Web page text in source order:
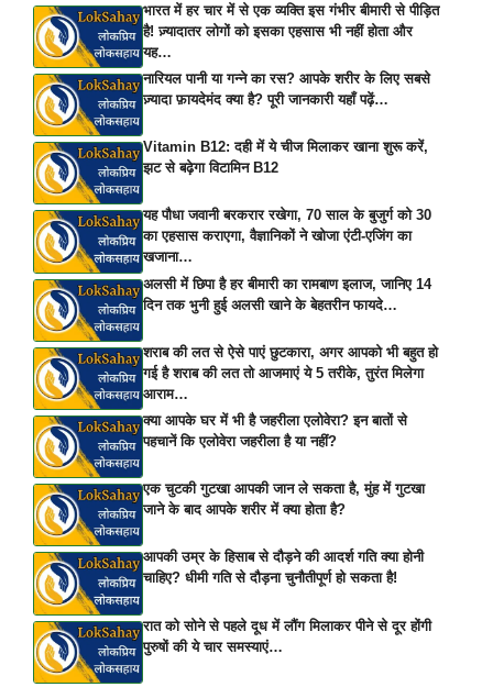
भारत में हर चार में से एक व्यक्ति इस गंभीर बीमारी से पीड़ित
है! ज़्यादातर लोगों को इसका एहसास भी नहीं होता और
यह…
नारियल पानी या गन्ने का रस? आपके शरीर के लिए सबसे
ज़्यादा फ़ायदेमंद क्या है? पूरी जानकारी यहाँ पढ़ें…
Vitamin B12: दही में ये चीज मिलाकर खाना शुरू करें,
झट से बढ़ेगा विटामिन B12
यह पौधा जवानी बरकरार रखेगा, 70 साल के बुजुर्ग को 30
का एहसास कराएगा, वैज्ञानिकों ने खोजा एंटी-एजिंग का
खजाना…
अलसी में छिपा है हर बीमारी का रामबाण इलाज, जानिए 14
दिन तक भुनी हुई अलसी खाने के बेहतरीन फायदे…
शराब की लत से ऐसे पाएं छुटकारा, अगर आपको भी बहुत हो
गई है शराब की लत तो आजमाएं ये 5 तरीके, तुरंत मिलेगा
आराम…
क्या आपके घर में भी है जहरीला एलोवेरा? इन बातों से
पहचानें कि एलोवेरा जहरीला है या नहीं?
एक चुटकी गुटखा आपकी जान ले सकता है, मुंह में गुटखा
जाने के बाद आपके शरीर में क्या होता है?
आपकी उम्र के हिसाब से दौड़ने की आदर्श गति क्या होनी
चाहिए? धीमी गति से दौड़ना चुनौतीपूर्ण हो सकता है!
रात को सोने से पहले दूध में लौंग मिलाकर पीने से दूर होंगी
पुरुषों की ये चार समस्याएं…